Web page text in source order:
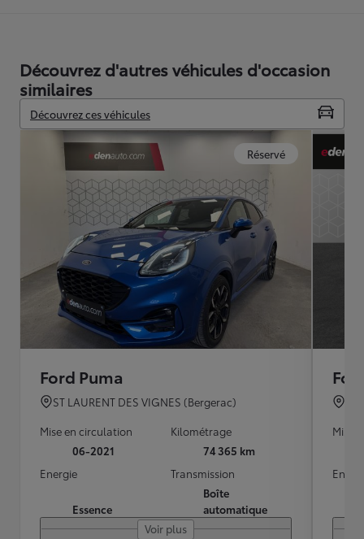
Découvrez d'autres véhicules d'occasion
similaires
Découvrez ces véhicules
Réservé
Ford Puma
ST LAURENT DES VIGNES (Bergerac)
Mise en circulation
06-2021
Kilométrage
74 365 km
Energie
Essence
Transmission
Boîte
automatique
Voir plus
Mise